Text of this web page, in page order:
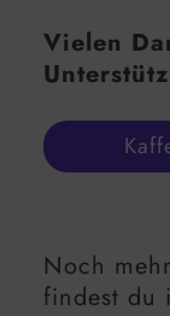
Vielen
Noch
findest du